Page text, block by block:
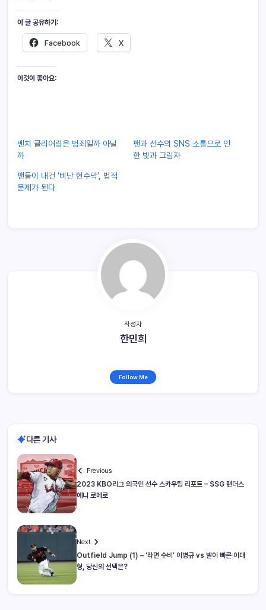
이 글 공유하기:
Facebook X
이것이 좋아요:
벤치 클리어링은 범죄일까 아닐
까
팬과 선수의 SNS 소통으로 인
한 빛과 그림자
팬들이 내건 ‘비난 현수막’, 법적
문제가 된다
작성자
한민희
Follow Me
다른 기사
Previous
2023 KBO리그 외국인 선수 스카우팅 리포트 – SSG 랜더스
에니 로메로
Next
Outfield Jump (1) – ‘라면 수비’ 이병규 vs 발이 빠른 이대
형, 당신의 선택은?